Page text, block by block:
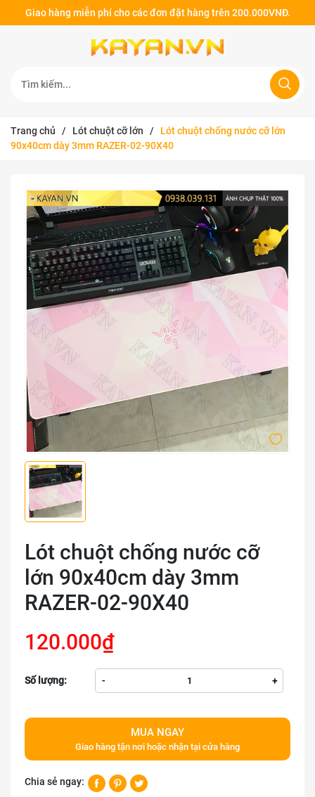
Giao hàng miễn phí cho các đơn đặt hàng trên 200.000VNĐ.
Trang chủ / Lót chuột cỡ lớn /
Lót chuột chống nước cỡ lớn
90x40cm dày 3mm RAZER-02-90X40
Lót chuột chống nước cỡ
lớn 90x40cm dày 3mm
RAZER-02-90X40
120.000₫
Số lượng: - +
MUA NGAY
Giao hàng tận nơi hoặc nhận tại cửa hàng
Chia sẻ ngay: